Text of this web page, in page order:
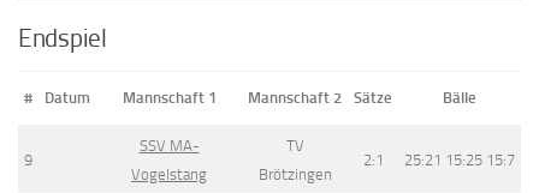
Endspiel
# Datum Mannschaft 1 Mannschaft 2 Sätze Bälle
9
SSV MA-
Vogelstang
TV
Brötzingen
2:1 25:21 15:25 15:7